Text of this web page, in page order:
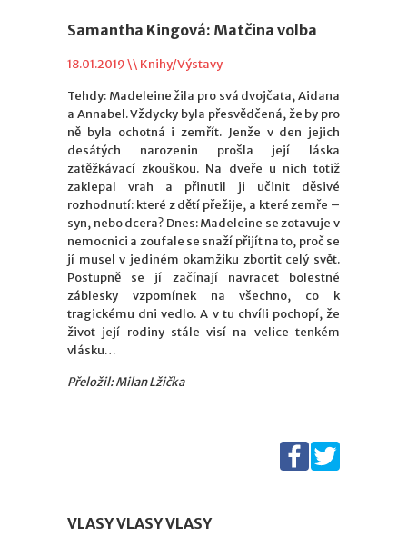
Samantha Kingová: Matčina volba
18.01.2019 \\ Knihy/Výstavy
Tehdy: Madeleine žila pro svá dvojčata, Aidana
a Annabel. Vždycky byla přesvědčená, že by pro
ně byla ochotná i zemřít. Jenže v den jejich
desátých narozenin prošla její láska
zatěžkávací zkouškou. Na dveře u nich totiž
zaklepal vrah a přinutil ji učinit děsivé
rozhodnutí: které z dětí přežije, a které zemře –
syn, nebo dcera? Dnes: Madeleine se zotavuje v
nemocnici a zoufale se snaží přijít na to, proč se
jí musel v jediném okamžiku zbortit celý svět.
Postupně se jí začínají navracet bolestné
záblesky vzpomínek na všechno, co k
tragickému dni vedlo. A v tu chvíli pochopí, že
život její rodiny stále visí na velice tenkém
vlásku…
Přeložil: Milan Lžička
VLASY VLASY VLASY